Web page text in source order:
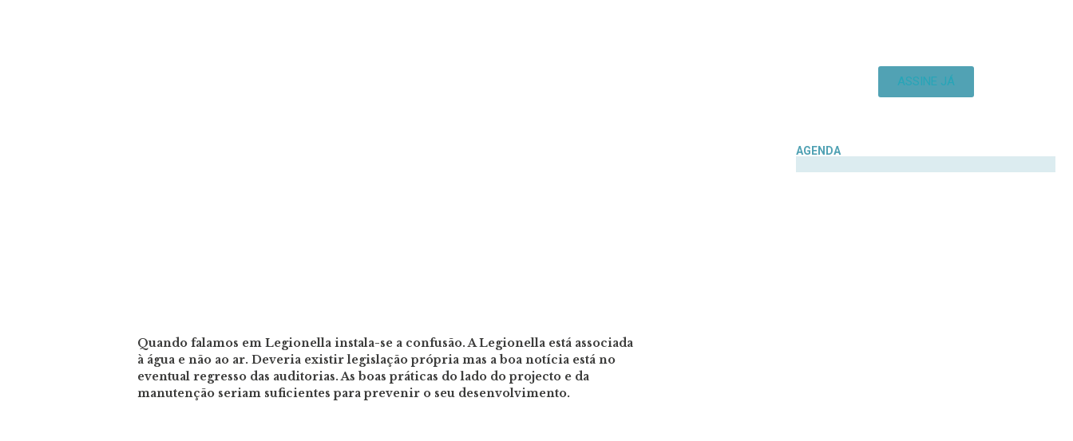
Quando falamos em Legionella instala-se a confusão. A Legionella está associada
à água e não ao ar. Deveria existir legislação própria mas a boa notícia está no
eventual regresso das auditorias. As boas práticas do lado do projecto e da
manutenção seriam suficientes para prevenir o seu desenvolvimento.
ASSINE JÁ
AGENDA